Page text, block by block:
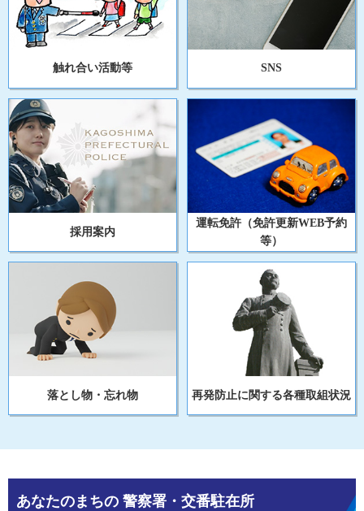
触れ合い活動等 SNS
採用案内
運転免許（免許更新WEB予約
等）
落とし物・忘れ物 再発防止に関する各種取組状況
あなたのまちの 警察署・交番駐在所